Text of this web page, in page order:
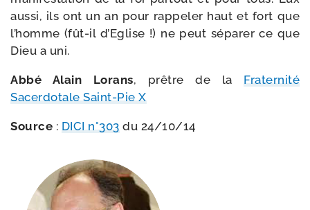
aus­si, ils ont un an pour rap­pe­ler haut et fort que
l’homme (fût-​il d’Eglise !) ne peut sépa­rer ce que
Dieu a uni.
Abbé Alain Lorans, prêtre de la Fraternité
Sacerdotale Saint-​Pie X
Source : DICI n°303du 24/​10/​14